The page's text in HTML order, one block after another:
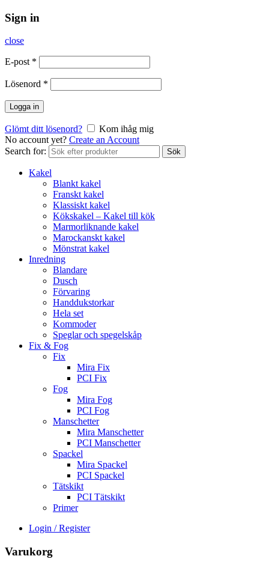
Sign in
close
E-post *
Lösenord *
Logga in
Glömt ditt lösenord?
Kom ihåg mig
No account yet? Create an Account
Search for:
Sök
Kakel
Blankt kakel
Franskt kakel
Klassiskt kakel
Kökskakel – Kakel till kök
Marmorliknande kakel
Marockanskt kakel
Mönstrat kakel
Inredning
Blandare
Dusch
Förvaring
Handdukstorkar
Hela set
Kommoder
Speglar och spegelskåp
Fix & Fog
Fix
Mira Fix
PCI Fix
Fog
Mira Fog
PCI Fog
Manschetter
Mira Manschetter
PCI Manschetter
Spackel
Mira Spackel
PCI Spackel
Tätskikt
PCI Tätskikt
Primer
Login / Register
Varukorg